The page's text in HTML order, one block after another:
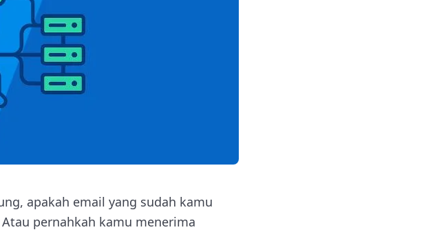
apakah email yang sudah kamu
pernahkah kamu menerima